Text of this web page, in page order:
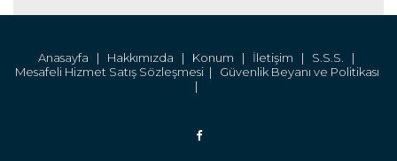
Anasayfa | Hakkımızda | Konum | İletişim | S.S.S. |
Mesafeli Hizmet Satış Sözleşmesi | Güvenlik Beyanı ve Politikası
|